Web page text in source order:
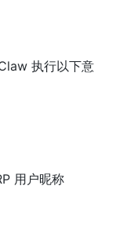
执行以下意
用户昵称